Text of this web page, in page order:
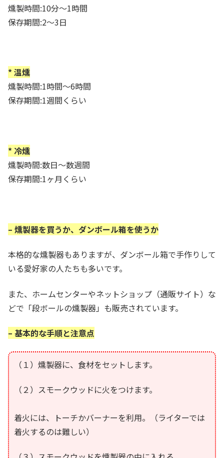
燻製時間:10分～1時間
保存期間:2～3日
* 温燻
燻製時間:1時間～6時間
保存期間:1週間くらい
* 冷燻
燻製時間:数日～数週間
保存期間:1ヶ月くらい
– 燻製器を買うか、ダンボール箱を使うか
本格的な燻製器もありますが、ダンボール箱で手作りして
いる愛好家の人たちも多いです。
また、ホームセンターやネットショップ（通販サイト）な
どで「段ボールの燻製器」も販売されています。
– 基本的な手順と注意点
（１）燻製器に、食材をセットします。
（２）スモークウッドに火をつけます。
着火には、トーチかバーナーを利用。（ライターでは
着火するのは難しい）